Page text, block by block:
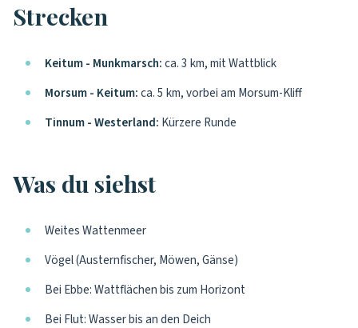
Strecken
Keitum - Munkmarsch:ca. 3 km, mit Wattblick
Morsum - Keitum:ca. 5 km, vorbei am Morsum-Kliff
Tinnum - Westerland: Kürzere Runde
Was du siehst
Weites Wattenmeer
Vögel (Austernfischer, Möwen, Gänse)
Bei Ebbe: Wattflächen bis zum Horizont
Bei Flut: Wasser bis an den Deich